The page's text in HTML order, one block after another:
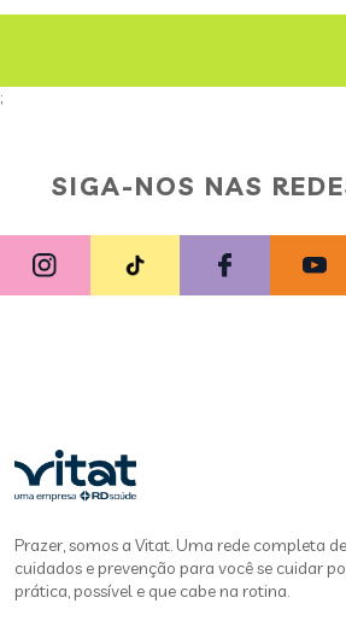
;
SIGA-NOS NAS
Prazer, somos a Vitat. Uma rede completa
cuidados e prevenção para você se cuidar
prática, possível e que cabe na rotina.